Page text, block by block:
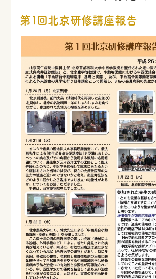
第１回北京研修講座報告